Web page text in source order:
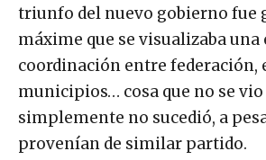
triunfo del nuevo gobierno fue
máxime que se visualizaba una
coordinación entre federación,
municipios… cosa que no se
simplemente no sucedió, a
provenían de similar partido.